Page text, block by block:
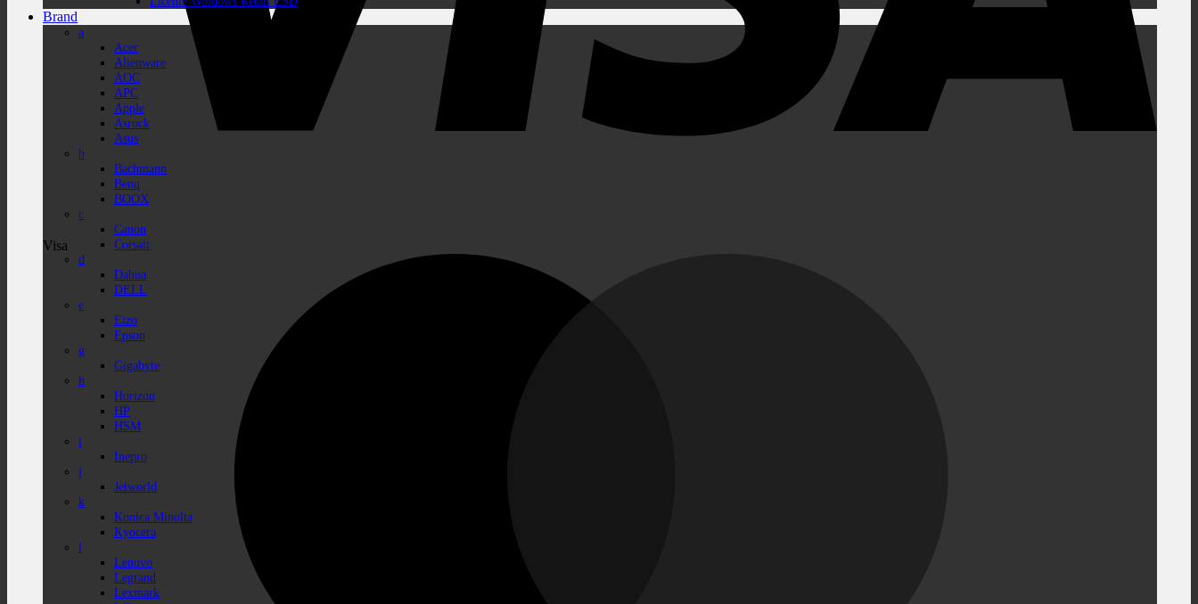
Visa
Brand
a
Acer
Alienware
AOC
APC
Apple
Asrock
Asus
b
Bachmann
Benq
BOOX
c
Canon
Corsair
d
Dahua
DELL
e
Eizo
Epson
g
Gigabyte
h
Horizon
HP
HSM
i
Inepro
j
Jetworld
k
Konica Minolta
Kyocera
l
Lenovo
Legrand
Lexmark